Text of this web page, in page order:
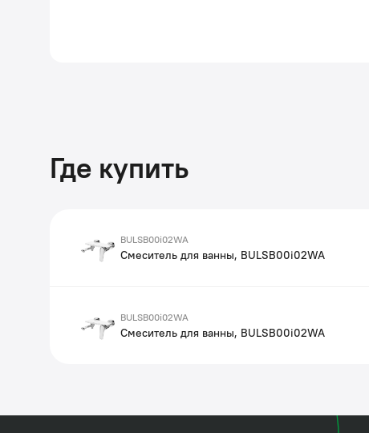
Где купить
BULSB00i02WA
Смеситель для ванны, BULSB00i02WA
BULSB00i02WA
Смеситель для ванны, BULSB00i02WA